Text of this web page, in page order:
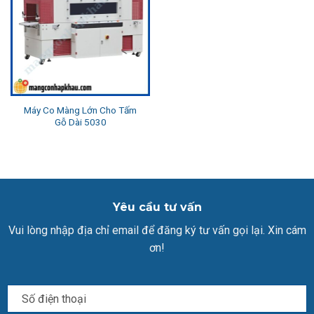
Máy Co Màng Lớn Cho Tấm
Gỗ Dài 5030
Yêu cầu tư vấn
Vui lòng nhập địa chỉ email để đăng ký tư vấn gọi lại. Xin cám
ơn!